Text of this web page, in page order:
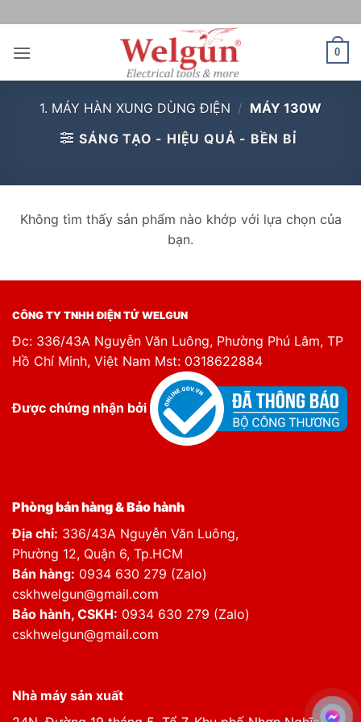
qua
nội
0
1. MÁY HÀN XUNG DÙNG ĐIỆN / MÁY 130W
SÁNG TẠO - HIỆU QUẢ - BỀN BỈ
Không tìm thấy sản phẩm nào khớp với lựa chọn của
bạn.
CÔNG TY TNHH ĐIỆN TỬ WELGUN
Đc: 336/43A Nguyễn Văn Luông, Phường Phú Lâm, TP
Hồ Chí Minh, Việt Nam Mst: 0318622884
Được chứng nhận bởi
Phòng bán hàng & Bảo hành
Địa chỉ: 336/43A Nguyễn Văn Luông,
Phường 12, Quận 6, Tp.HCM
Bán hàng: 0934 630 279 (Zalo)
cskhwelgun@gmail.com
Bảo hành, CSKH: 0934 630 279 (Zalo)
cskhwelgun@gmail.com
Nhà máy sản xuất